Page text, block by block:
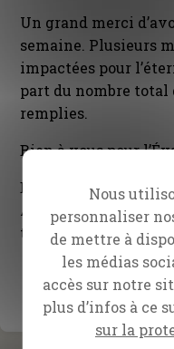
Un grand merci
semaine. Plusieurs
impactées pour
part du nombre total
remplies.
Bien à vous pour
Daniel Kolenda,
Ainsi que Reinhard
toute l’équipe CfaN
Nous
personnaliser
de mettre à
les médias
accès sur notre
plus d’infos à ce
sur la